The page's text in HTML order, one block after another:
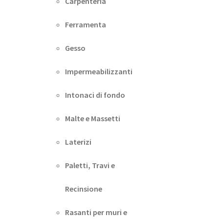
Ferramenta
Gesso
Impermeabilizzanti
Intonaci di fondo
Malte e Massetti
Laterizi
Paletti, Travi e
Recinsione
Rasanti per muri e